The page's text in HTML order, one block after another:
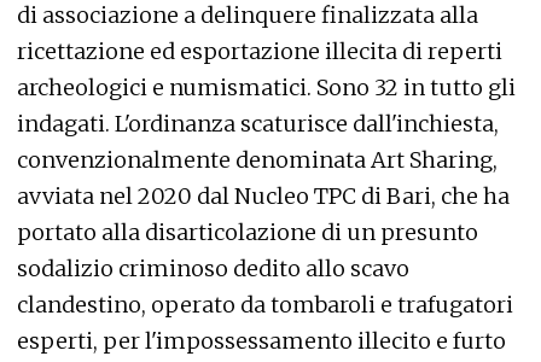
di associazione a delinquere finalizzata alla
ricettazione ed esportazione illecita di reperti
archeologici e numismatici. Sono 32 in tutto gli
indagati. L'ordinanza scaturisce dall'inchiesta,
convenzionalmente denominata Art Sharing,
avviata nel 2020 dal Nucleo TPC di Bari, che ha
portato alla disarticolazione di un presunto
sodalizio criminoso dedito allo scavo
clandestino, operato da tombaroli e trafugatori
esperti, per l'impossessamento illecito e furto